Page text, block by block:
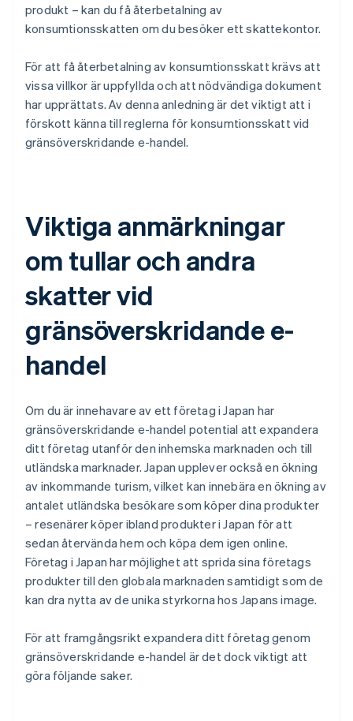
produkt – kan du få återbetalning av
konsumtionsskatten om du besöker ett skattekontor.
För att få återbetalning av konsumtionsskatt krävs att
vissa villkor är uppfyllda och att nödvändiga dokument
har upprättats. Av denna anledning är det viktigt att i
förskott känna till reglerna för konsumtionsskatt vid
gränsöverskridande e-handel.
Viktiga anmärkningar
om tullar och andra
skatter vid
gränsöverskridande e-
handel
Om du är innehavare av ett företag i Japan har
gränsöverskridande e-handel potential att expandera
ditt företag utanför den inhemska marknaden och till
utländska marknader. Japan upplever också en ökning
av inkommande turism, vilket kan innebära en ökning av
antalet utländska besökare som köper dina produkter
– resenärer köper ibland produkter i Japan för att
sedan återvända hem och köpa dem igen online.
Företag i Japan har möjlighet att sprida sina företags
produkter till den globala marknaden samtidigt som de
kan dra nytta av de unika styrkorna hos Japans image.
För att framgångsrikt expandera ditt företag genom
gränsöverskridande e-handel är det dock viktigt att
göra följande saker.